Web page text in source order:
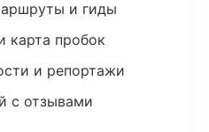
и гиды
карта пробок
и репортажи
с отзывами